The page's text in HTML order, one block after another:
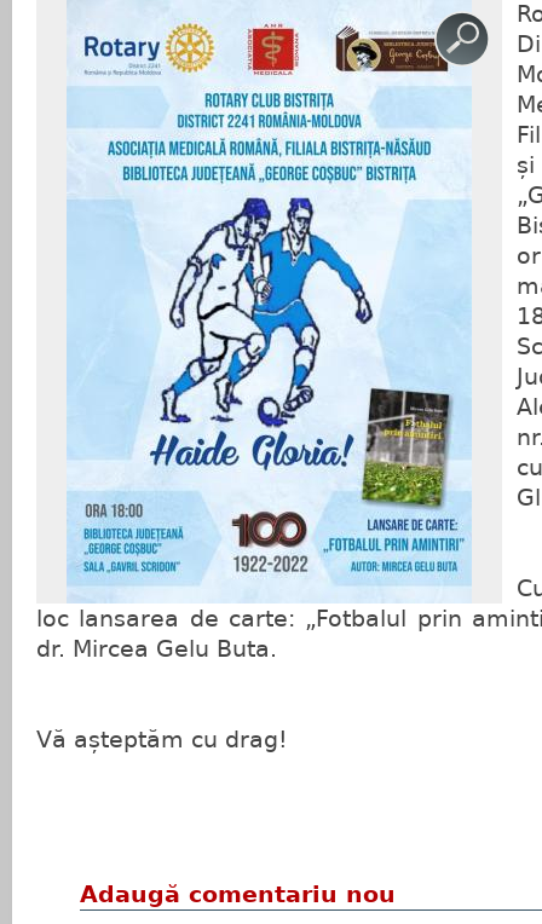
și
loc lansarea de carte: „Fotbalul prin
dr. Mircea Gelu Buta.
Vă așteptăm cu drag!
Adaugă comentariu nou